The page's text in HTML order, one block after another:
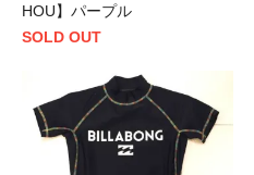
HOU】パープル
SOLD OUT